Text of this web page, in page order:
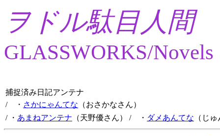
ヲドル駄目人間
GLASSWORKS/Novels
捕捉済み日記アンテナ
/ ・ さかにゃんてな （おさかなさん）
/ ・ あまねアンテナ （天野優さん） / ・ ダメあんてな （じ